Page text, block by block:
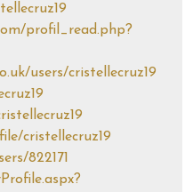
profil_read.php?
users/cristellecruz19
cristellecruz19
822171